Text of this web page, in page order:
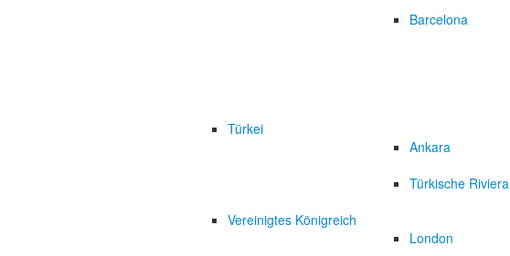
Barcelona
Türkei
Ankara
Türkische Riviera
Vereinigtes Königreich
London